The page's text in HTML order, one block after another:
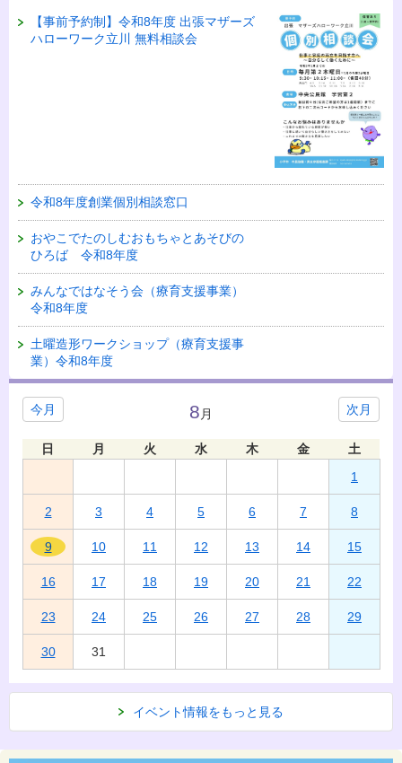
【事前予約制】令和8年度 出張マザーズ
ハローワーク立川 無料相談会
令和8年度創業個別相談窓口
おやこでたのしむおもちゃとあそびの
ひろば 令和8年度
みんなではなそう会（療育支援事業）
令和8年度
土曜造形ワークショップ（療育支援事
業）令和8年度
今月 次月
8 月
日 月 火 水 木 金
土
1
2 3 4 5 6 7 8
9 10 11 12 13 14 15
16 17 18 19 20 21 22
23 24 25 26 27 28 29
30 31
イベント情報をもっと見る